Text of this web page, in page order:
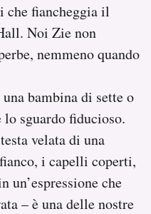
che fiancheggia il
Noi Zie non
nemmeno quando
bambina di sette o
sguardo fiducioso.
velata di una
i capelli coperti,
che
– è una delle nostre